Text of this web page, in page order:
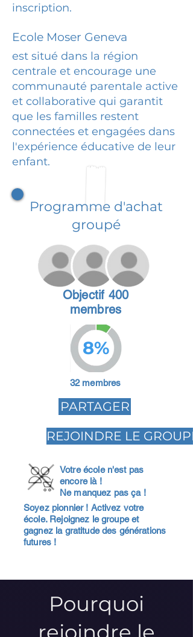
inscription.
Ecole Moser Geneva
est situé dans la région
centrale et encourage une
communauté parentale active
et collaborative qui garantit
que les familles restent
connectées et engagées dans
l'expérience éducative de leur
enfant.
Programme d'achat
groupé
Objectif 400
membres
8%
32 membres
PARTAGER
REJOINDRE LE GROUPE
Votre école n'est pas
encore là !
Ne manquez pas ça !
Soyez pionnier ! Activez votre
école. Rejoignez le groupe et
gagnez la gratitude des générations
futures !
Pourquoi